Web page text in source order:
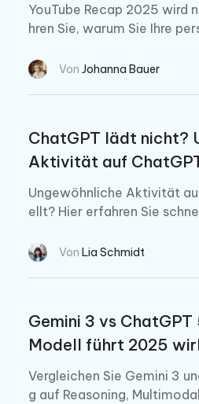
YouTube Recap 2025 wird
hren Sie, warum Sie Ihre
oblem Schritt für Schritt
Von Johanna Bauer
ChatGPT lädt nicht?
Aktivität auf
Ungewöhnliche Aktivität
ellt? Hier erfahren Sie
ben und Ihr Konto mit
Von Lia Schmidt
Gemini 3 vs ChatGPT
Modell führt 2025
Vergleichen Sie Gemini 3
g auf Reasoning,